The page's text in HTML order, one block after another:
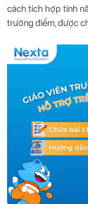
cách tích hợp tính
trường điểm, được